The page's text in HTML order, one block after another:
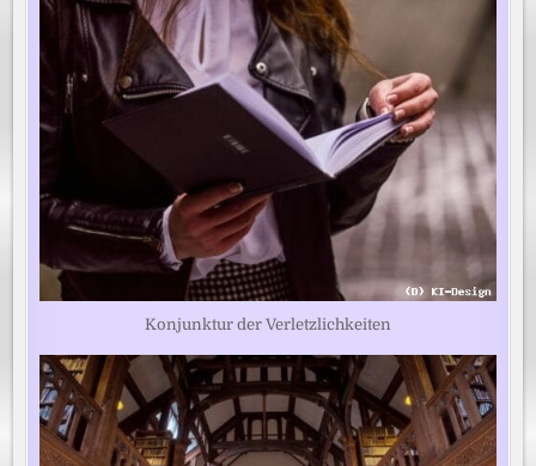
Konjunktur der Verletzlichkeiten